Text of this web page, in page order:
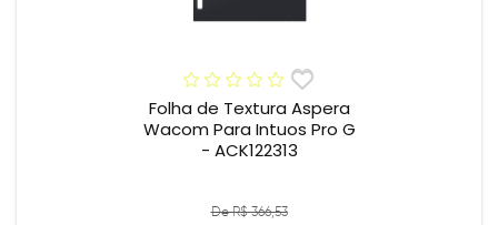
Folha de Textura Aspera
Wacom Para Intuos Pro G
- ACK122313
De R$ 366,53